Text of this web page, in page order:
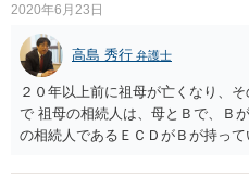
2020年6月23日
高島 秀行 弁護士
２０年以上前に祖母が亡くなり、
で 祖母の相続人は、母とＢで、Ｂ
の相続人であるＥＣＤがＢが持っ
Ｅも行う必要があります。 Ｂの配